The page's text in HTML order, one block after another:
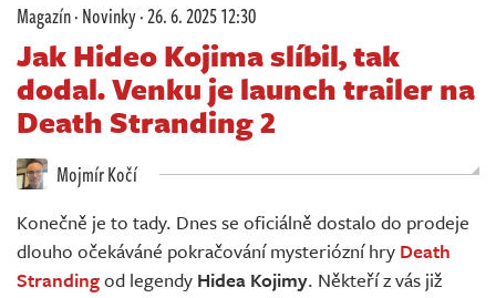
Redakce
Živě
Magazín·Novinky·26. 6. 2025 12:30
Jak Hideo Kojima slíbil, tak
dodal. Venku je launch trailer na
Death Stranding 2
Mojmír Kočí
Konečně je to tady. Dnes se oficiálně dostalo do prodeje
dlouho očekáváné pokračování mysteriózní hry Death
Strandingod legendy Hidea Kojimy. Někteří z vás již